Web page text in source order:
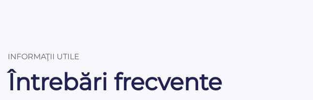
INFORMAŢII UTILE
Întrebări frecvente